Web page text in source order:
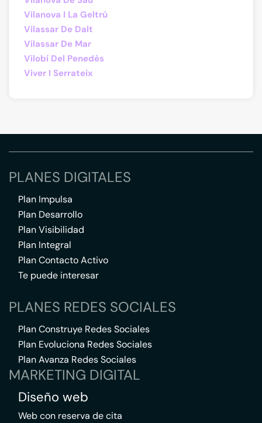
Vilanova I La Geltrú
Vilassar De Dalt
Vilassar De Mar
Vilobí Del Penedès
Viver I Serrateix
PLANES DIGITALES
Plan Impulsa
Plan Desarrollo
Plan Visibilidad
Plan Integral
Plan Contacto Activo
Te puede interesar
PLANES REDES SOCIALES
Plan Construye Redes Sociales
Plan Evoluciona Redes Sociales
Plan Avanza Redes Sociales
MARKETING DIGITAL
Diseño web
Web con reserva de cita